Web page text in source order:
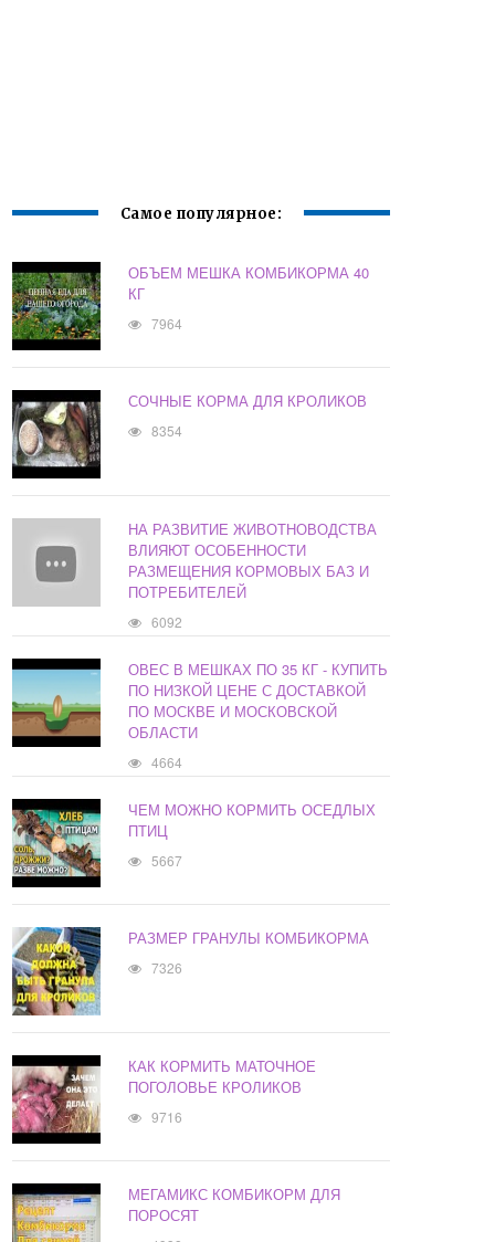
Самое популярное:
ОБЪЕМ МЕШКА КОМБИКОРМА 40
КГ
7964
СОЧНЫЕ КОРМА ДЛЯ КРОЛИКОВ
8354
НА РАЗВИТИЕ ЖИВОТНОВОДСТВА
ВЛИЯЮТ ОСОБЕННОСТИ
РАЗМЕЩЕНИЯ КОРМОВЫХ БАЗ И
ПОТРЕБИТЕЛЕЙ
6092
ОВЕС В МЕШКАХ ПО 35 КГ - КУПИТЬ
ПО НИЗКОЙ ЦЕНЕ С ДОСТАВКОЙ
ПО МОСКВЕ И МОСКОВСКОЙ
ОБЛАСТИ
4664
ЧЕМ МОЖНО КОРМИТЬ ОСЕДЛЫХ
ПТИЦ
5667
РАЗМЕР ГРАНУЛЫ КОМБИКОРМА
7326
КАК КОРМИТЬ МАТОЧНОЕ
ПОГОЛОВЬЕ КРОЛИКОВ
9716
МЕГАМИКС КОМБИКОРМ ДЛЯ
ПОРОСЯТ